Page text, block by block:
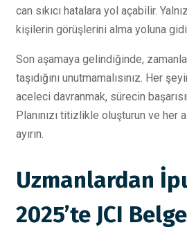
can sıkıcı hatalara yol açabilir.
kişilerin görüşlerini alma yoluna
Son aşamaya gelindiğinde,
taşıdığını unutmamalısınız. Her
aceleci davranmak, sürecin
Planınızı titizlikle oluşturun ve her
ayırın.
Uzmanlardan
2025’te JCI